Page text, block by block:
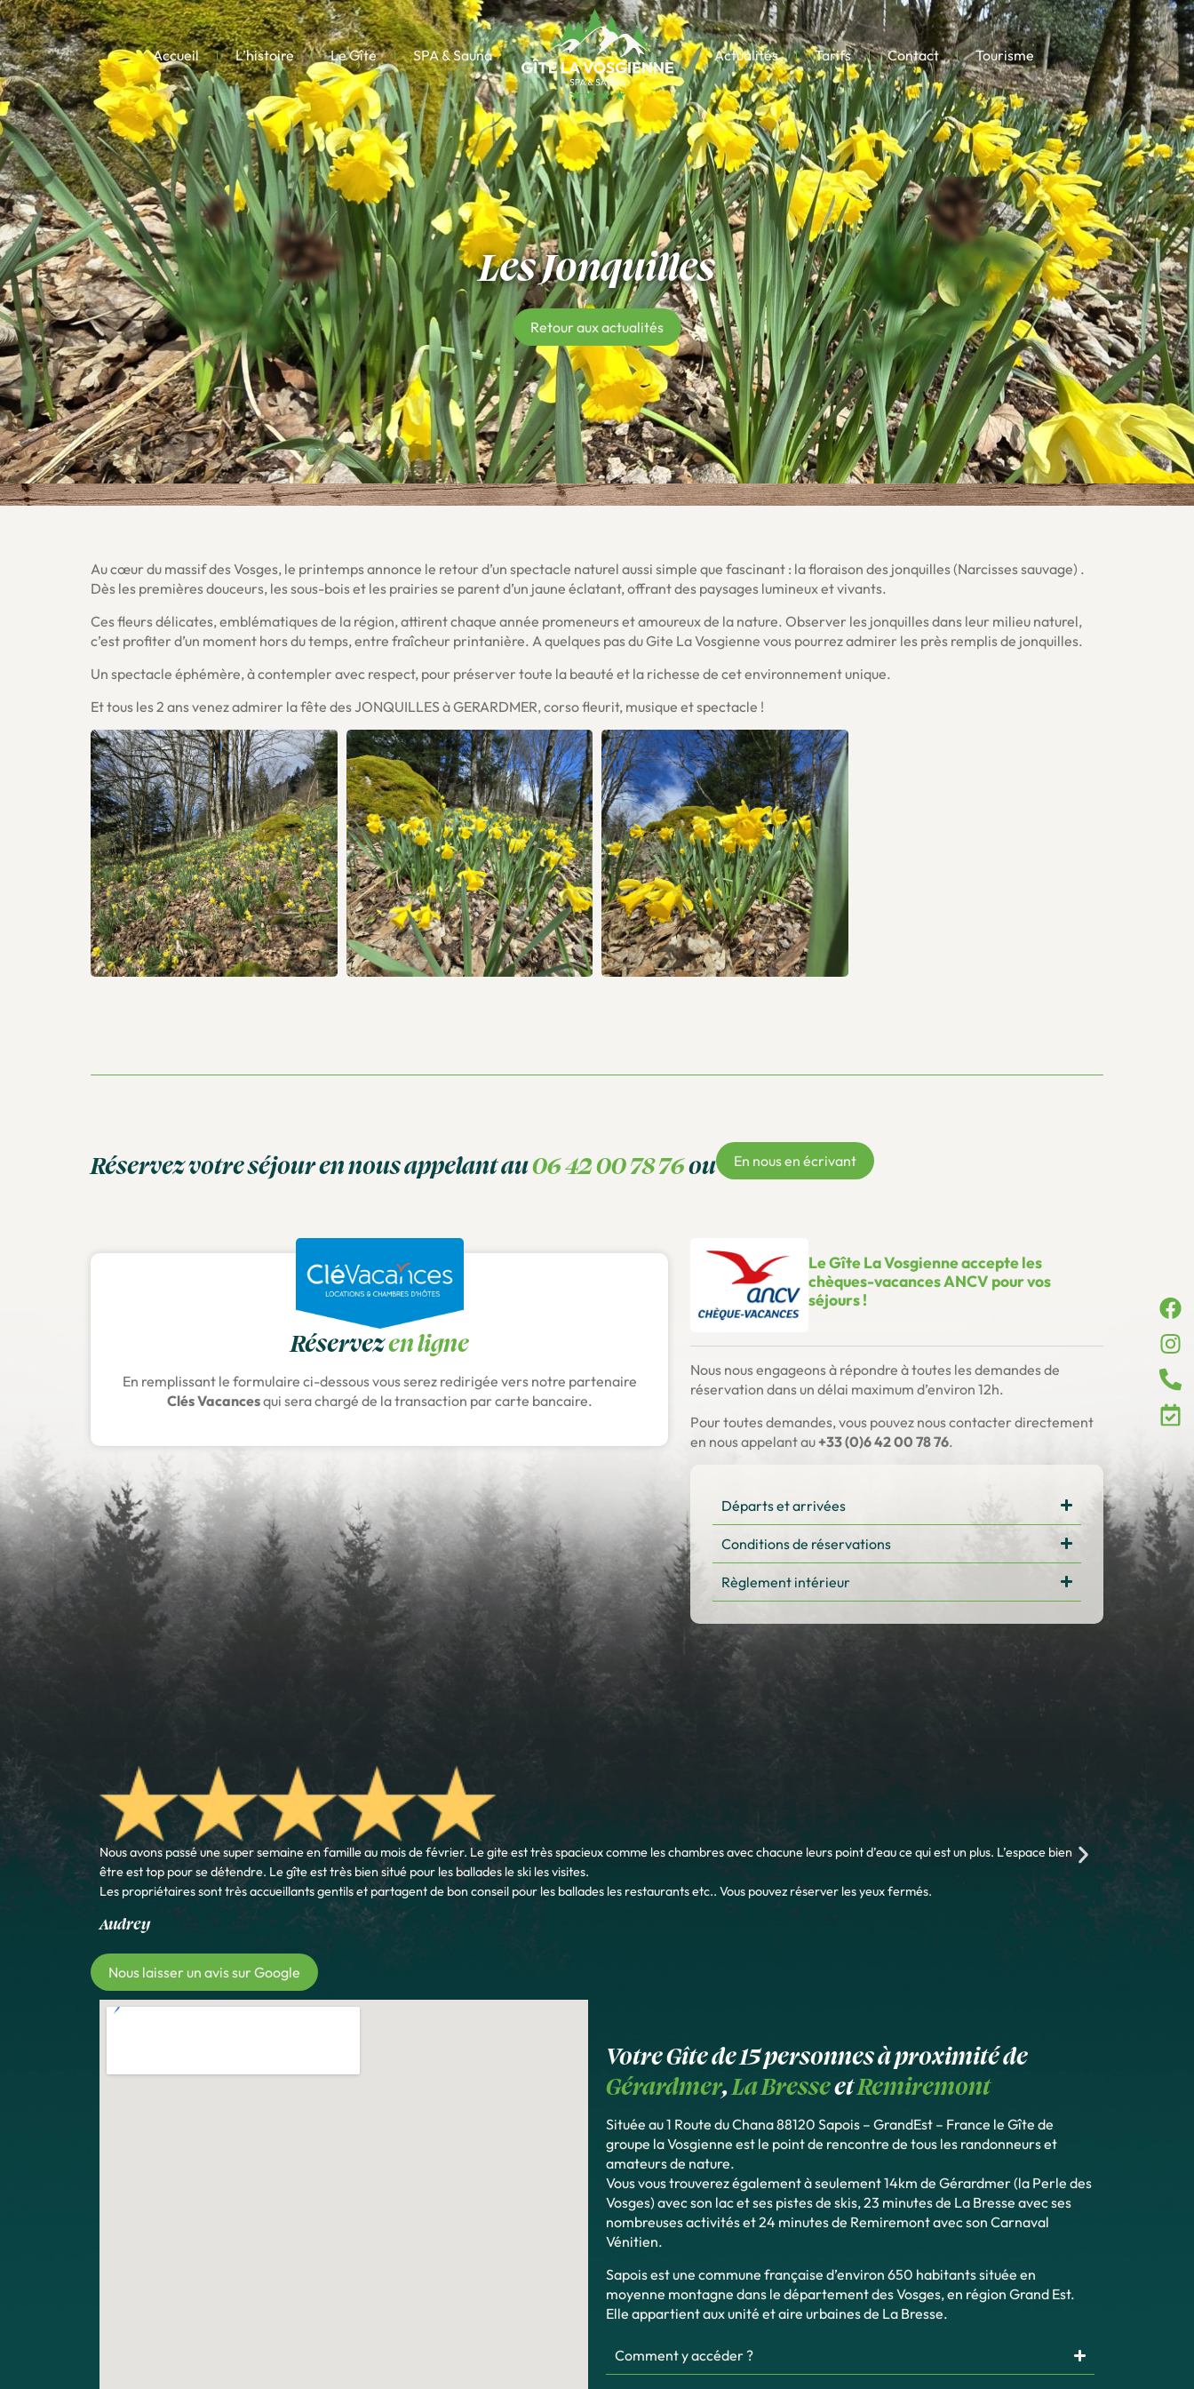
Accueil L’histoire Le Gîte SPA & Sauna Actualités Tarifs Contact Tourisme
Les Jonquilles
Retour aux actualités
Au cœur du massif desVosges, le printemps annonce le retour d’un spectacle naturel aussi simple que fascinant : la floraison des jonquilles (Narcisses sauvage) .
Dès les premières douceurs, les sous-bois et les prairies se parent d’un jaune éclatant, offrant des paysages lumineux et vivants.
Ces fleurs délicates, emblématiques de la région, attirent chaque année promeneurs et amoureux de la nature. Observer les jonquilles dans leur milieu naturel,
c’est profiter d’un moment hors du temps, entre fraîcheur printanière. A quelques pas du Gite La Vosgienne vous pourrez admirer les près remplis de jonquilles.
Un spectacle éphémère, à contempler avec respect, pour préserver toute la beauté et la richesse de cet environnement unique.
Et tous les 2 ans venez admirer la fête des JONQUILLES à GERARDMER, corso fleurit, musique et spectacle !
Réservez votre séjour en nous appelant au06 42 00 78 76ou En nous en écrivant
Réservezen ligne
En remplissant le formulaire ci-dessous vous serez redirigée vers notre partenaire
Clés Vacancesqui sera chargé de la transaction par carte bancaire.
Le Gîte La Vosgienne accepte les
chèques-vacances ANCV pour vos
séjours !
Nous nous engageons à répondre à toutes les demandes de
réservation dans un délai maximum d’environ 12h.
Pour toutes demandes, vous pouvez nous contacter directement
en nous appelant au+33 (0)6 42 00 78 76.
Départs et arrivées
Conditions de réservations
Règlement intérieur
Nous avons passé une super semaine en famille au mois de février. Le gite est très spacieux comme les chambres avec chacune leurs point d’eau ce qui est un plus. L’espace bien
être est top pour se détendre. Le gîte est très bien situé pour les ballades le ski les visites.
Les propriétaires sont très accueillants gentils et partagent de bon conseil pour les ballades les restaurants etc.. Vous pouvez réserver les yeux fermés.
Audrey
Nous laisser un avis sur Google
Votre Gîte de 15 personnes à proximité de
Gérardmer,La BresseetRemiremont
Située au 1 Route du Chana 88120 Sapois – GrandEst – France le Gîte de
groupe la Vosgienne est le point de rencontre de tous les randonneurs et
amateurs de nature.
Vous vous trouverez également à seulement 14km de Gérardmer (la Perle des
Vosges) avec son lac et ses pistes de skis, 23 minutes de La Bresse avec ses
nombreuses activités et 24 minutes de Remiremont avec son Carnaval
Vénitien.
Sapois est une commune française d’environ 650 habitants située en
moyenne montagne dans le département des Vosges, en région Grand Est.
Elle appartient aux unité et aire urbaines de La Bresse.
Comment y accéder ?